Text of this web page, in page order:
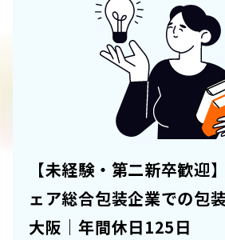
【未経験・第二新卒歓迎
ェア総合包装企業での包
大阪｜年間休日125日